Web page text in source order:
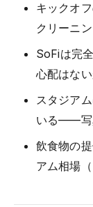
キックオ
クリーニ
SoFiは完
心配はな
スタジア
いる——写
飲食物の
アム相場